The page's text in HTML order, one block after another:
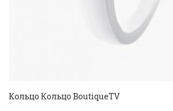
Кольцо Кольцо BoutiqueTV